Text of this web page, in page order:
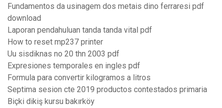
Fundamentos da usinagem dos metais dino ferraresi pdf
download
Laporan pendahuluan tanda tanda vital pdf
How to reset mp237 printer
Uu sisdiknas no 20 thn 2003 pdf
Expresiones temporales en ingles pdf
Formula para convertir kilogramos a litros
Septima sesion cte 2019 productos contestados primaria
Biçki dikiş kursu bakırköy